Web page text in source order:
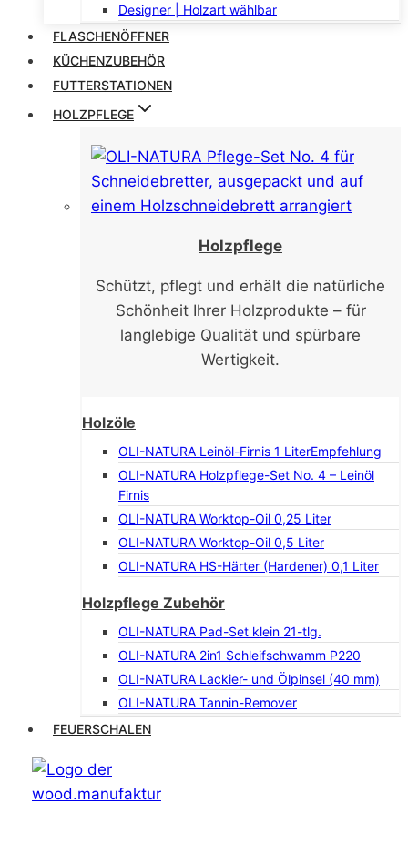
Designer | Holzart wählbar
FLASCHENÖFFNER
KÜCHENZUBEHÖR
FUTTERSTATIONEN
HOLZPFLEGE
Holzpflege
Schützt, pflegt und erhält die natürliche
Schönheit Ihrer Holzprodukte – für
langlebige Qualität und spürbare
Wertigkeit.
Holzöle
OLI-NATURA Leinöl-Firnis 1 LiterEmpfehlung
OLI-NATURA Holzpflege-Set No. 4 – Leinöl
Firnis
OLI-NATURA Worktop-Oil 0,25 Liter
OLI-NATURA Worktop-Oil 0,5 Liter
OLI-NATURA HS-Härter (Hardener) 0,1 Liter
Holzpflege Zubehör
OLI-NATURA Pad-Set klein 21-tlg.
OLI-NATURA 2in1 Schleifschwamm P220
OLI-NATURA Lackier- und Ölpinsel (40 mm)
OLI-NATURA Tannin-Remover
FEUERSCHALEN